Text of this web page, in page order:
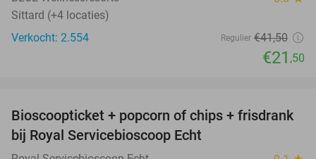
Sittard (+4 locaties)
Verkocht: 2.554
Regulier €41,50
€21 ,50
34%
Bioscoopticket + popcorn of chips + frisdrank
bij Royal Servicebioscoop Echt